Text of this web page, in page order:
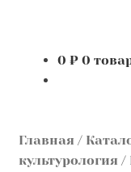
Доставка и
0 ₽ 0
Главная /
культурология /